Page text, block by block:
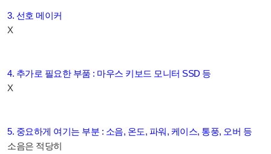
3. 선호 메이커
X
4. 추가로 필요한 부품 : 마우스 키보드 모니터 SSD 등
X
5. 중요하게 여기는 부분 : 소음, 온도, 파워, 케이스, 통풍, 오버 등
소음은 적당히